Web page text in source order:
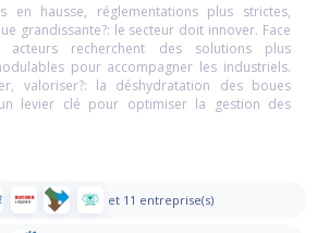
en hausse, réglementations plus strictes,
grandissante?: le secteur doit innover. Face
recherchent des solutions plus
pour accompagner les industriels.
valoriser?: la déshydratation des boues
un levier clé pour optimiser la gestion des
et 11 entreprise(s)